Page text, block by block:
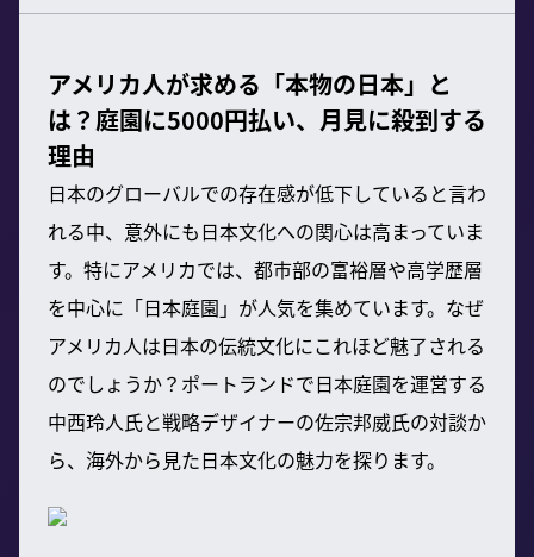
アメリカ人が求める「本物の日本」と
は？庭園に5000円払い、月見に殺到する
理由
日本のグローバルでの存在感が低下していると言わ
れる中、意外にも日本文化への関心は高まっていま
す。特にアメリカでは、都市部の富裕層や高学歴層
を中心に「日本庭園」が人気を集めています。なぜ
アメリカ人は日本の伝統文化にこれほど魅了される
のでしょうか？ポートランドで日本庭園を運営する
中西玲人氏と戦略デザイナーの佐宗邦威氏の対談か
ら、海外から見た日本文化の魅力を探ります。